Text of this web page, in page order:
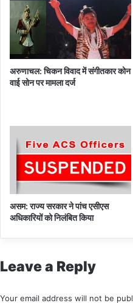
फ्ता
र
अरुणाचल: चिकन विवाद में संगीतकार कोन
वाई सोन पर मामला दर्ज
असम: राज्य सरकार ने पांच एसीएस
अधिकारियों को निलंबित किया
Leave a Reply
Your email address will not be